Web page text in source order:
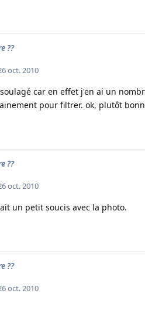
??
oct. 2010
car en effet j'en ai un
pour filtrer. ok, plutôt
??
oct. 2010
un petit soucis avec la photo.
??
oct. 2010